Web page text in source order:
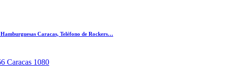
Caracas, Teléfono de Rockers…
Caracas 1080